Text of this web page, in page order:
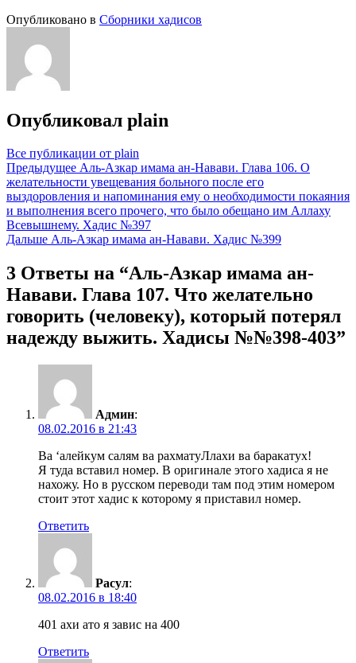
Опубликовано в Сборники хадисов
Опубликовал plain
Все публикации от plain
Навигация
по
записям
Предыдущее Аль-Азкар имама ан-Навави. Глава 106. О
желательности увещевания больного после его
выздоровления и напоминания ему о необходимости покаяния
и выполнения всего прочего, что было обещано им Аллаху
Всевышнему. Хадис №397
Дальше Аль-Азкар имама ан-Навави. Хадис №399
3 Ответы на “Аль-Азкар имама ан-
Навави. Глава 107. Что желательно
говорить (человеку), который потерял
надежду выжить. Хадисы №№398-403”
Админ:
08.02.2016 в 21:43
Ва ‘алейкум салям ва рахматуЛлахи ва баракатух!
Я туда вставил номер. В оригинале этого хадиса я не
нахожу. Но в русском переводи там под этим номером
стоит этот хадис к которому я приставил номер.
Ответить
Расул:
08.02.2016 в 18:40
401 ахи ато я завис на 400
Ответить